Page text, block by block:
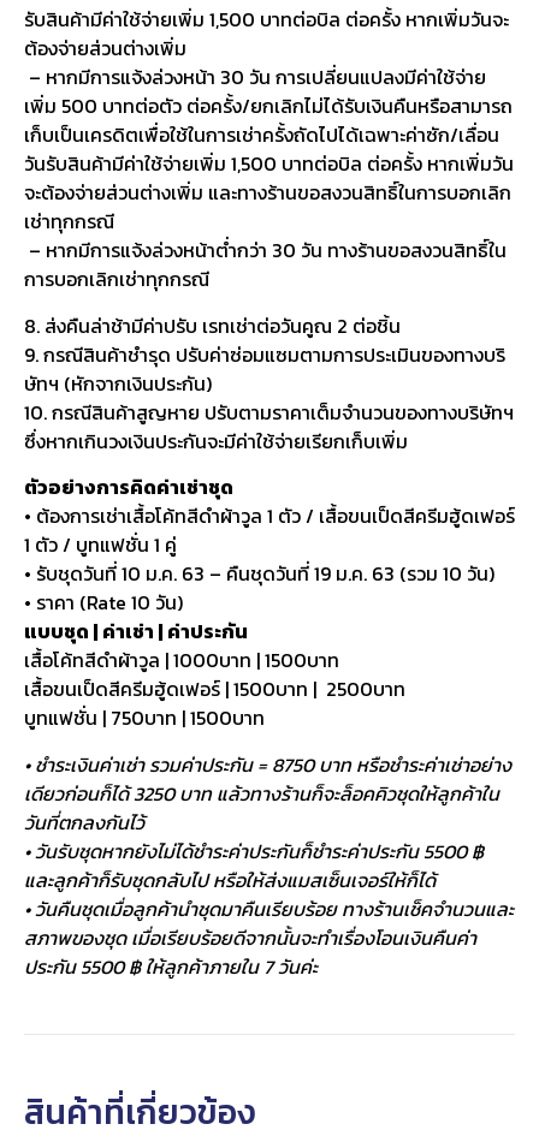
รับสินค้ามีค่าใช้จ่ายเพิ่ม 1,500 บาทต่อบิล ต่อครั้ง หากเพิ่มวันจะ
ต้องจ่ายส่วนต่างเพิ่ม
– หากมีการแจ้งล่วงหน้า 30 วัน การเปลี่ยนแปลงมีค่าใช้จ่าย
เพิ่ม 500 บาทต่อตัว ต่อครั้ง/ยกเลิกไม่ได้รับเงินคืนหรือสามารถ
เก็บเป็นเครดิตเพื่อใช้ในการเช่าครั้งถัดไปได้เฉพาะค่าซัก/เลื่อน
วันรับสินค้ามีค่าใช้จ่ายเพิ่ม 1,500 บาทต่อบิล ต่อครั้ง หากเพิ่มวัน
จะต้องจ่ายส่วนต่างเพิ่ม และทางร้านขอสงวนสิทธิ์ในการบอกเลิก
เช่าทุกกรณี
– หากมีการแจ้งล่วงหน้าต่ำกว่า 30 วัน ทางร้านขอสงวนสิทธิ์ใน
การบอกเลิกเช่าทุกกรณี
8. ส่งคืนล่าช้ามีค่าปรับ เรทเช่าต่อวันคูณ 2 ต่อชิ้น
9. กรณีสินค้าชำรุด ปรับค่าซ่อมแซมตามการประเมินของทางบริ
ษัทฯ (หักจากเงินประกัน)
10. กรณีสินค้าสูญหาย ปรับตามราคาเต็มจำนวนของทางบริษัทฯ
ซึ่งหากเกินวงเงินประกันจะมีค่าใช้จ่ายเรียกเก็บเพิ่ม
ตัวอย่างการคิดค่าเช่าชุด
• ต้องการเช่าเสื้อโค้ทสีดำผ้าวูล 1 ตัว / เสื้อขนเป็ดสีครีมฮู้ดเฟอร์
1 ตัว / บูทแฟชั่น 1 คู่
• รับชุดวันที่ 10 ม.ค. 63 – คืนชุดวันที่ 19 ม.ค. 63 (รวม 10 วัน)
• ราคา (Rate 10 วัน)
แบบชุด | ค่าเช่า | ค่าประกัน
เสื้อโค้ทสีดำผ้าวูล | 1000บาท | 1500บาท
เสื้อขนเป็ดสีครีมฮู้ดเฟอร์ | 1500บาท | 2500บาท
บูทแฟชั่น | 750บาท | 1500บาท
• ชำระเงินค่าเช่า รวมค่าประกัน = 8750 บาท หรือชำระค่าเช่าอย่าง
เดียวก่อนก็ได้ 3250 บาท แล้วทางร้านก็จะล็อคคิวชุดให้ลูกค้าใน
วันที่ตกลงกันไว้
• วันรับชุดหากยังไม่ได้ชำระค่าประกันก็ชำระค่าประกัน 5500 ฿
และลูกค้าก็รับชุดกลับไป หรือให้ส่งแมสเซ็นเจอร์ให้ก็ได้
• วันคืนชุดเมื่อลูกค้านำชุดมาคืนเรียบร้อย ทางร้านเช็คจำนวนและ
สภาพของชุด เมื่อเรียบร้อยดีจากนั้นจะทำเรื่องโอนเงินคืนค่า
ประกัน 5500 ฿ ให้ลูกค้าภายใน 7 วันค่ะ
สินค้าที่เกี่ยวข้อง